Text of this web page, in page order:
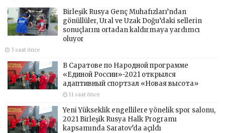
Birleşik Rusya Genç Muhafızları’ndan
gönüllüler, Ural ve Uzak Doğu’daki sellerin
sonuçlarını ortadan kaldırmaya yardımcı
oluyor
3 saat önce
В Саратове по Народной программе
«Единой России»-2021 открылся
адаптивный спортзал «Новая высота»
11 saat önce
Yeni Yükseklik engellilere yönelik spor salonu,
2021 Birleşik Rusya Halk Programı
kapsamında Saratov’da açıldı